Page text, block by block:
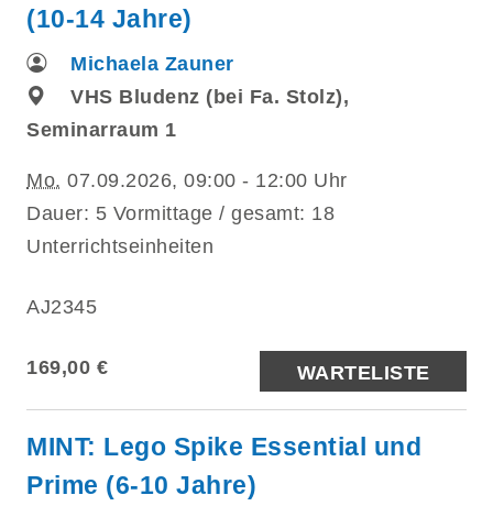
(10-14 Jahre)
Michaela Zauner
VHS Bludenz (bei Fa. Stolz),
Seminarraum 1
Mo. 07.09.2026, 09:00 - 12:00 Uhr
Dauer: 5 Vormittage / gesamt: 18
Unterrichtseinheiten
AJ2345
169,00 € WARTELISTE
MINT: Lego Spike Essential und
Prime (6-10 Jahre)